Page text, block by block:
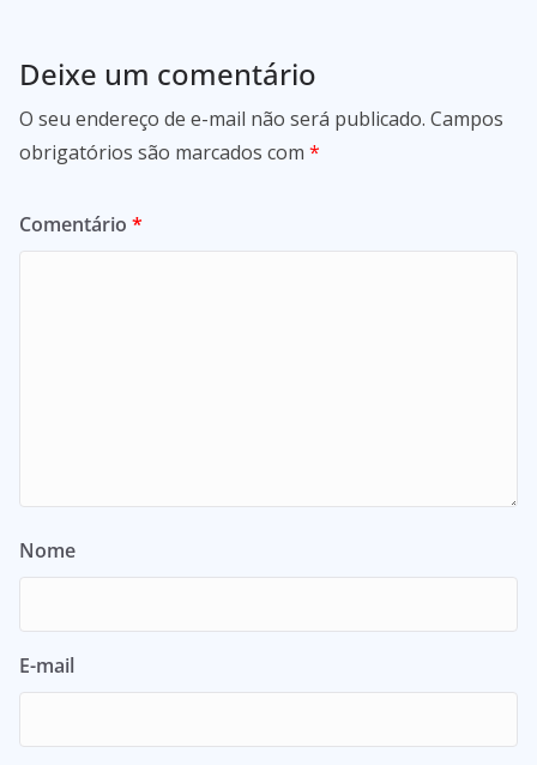
Deixe um comentário
O seu endereço de e-mail não será publicado. Campos
obrigatórios são marcados com *
Comentário *
Nome
E-mail